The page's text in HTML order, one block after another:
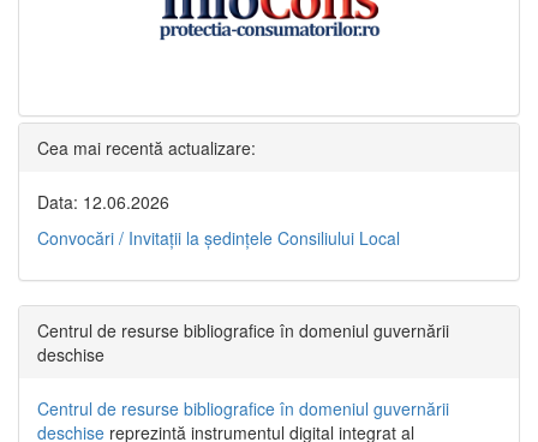
Cea mai recentă actualizare:
Data: 12.06.2026
Convocări / Invitaţii la şedinţele Consiliului Local
Centrul de resurse bibliografice în domeniul guvernării
deschise
Centrul de resurse bibliografice în domeniul guvernării
deschise reprezintă instrumentul digital integrat al